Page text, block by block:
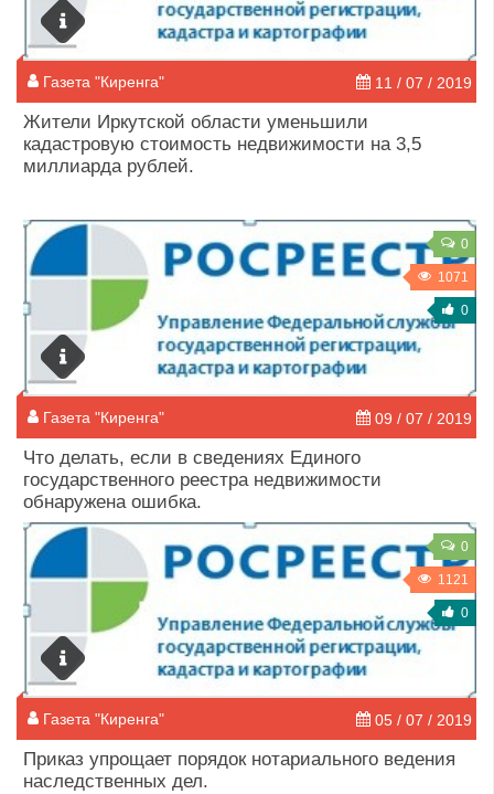
Газета "Киренга" 11 / 07 / 2019
Жители Иркутской области уменьшили
кадастровую стоимость недвижимости на 3,5
миллиарда рублей.
0
1071
0
Газета "Киренга" 09 / 07 / 2019
Что делать, если в сведениях Единого
государственного реестра недвижимости
обнаружена ошибка.
0
1121
0
Газета "Киренга" 05 / 07 / 2019
Приказ упрощает порядок нотариального ведения
наследственных дел.